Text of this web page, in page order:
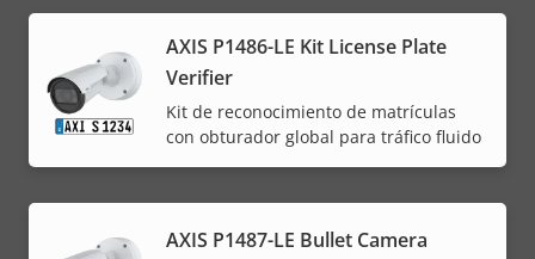
AXIS P1486-LE Kit License Plate
Verifier
Kit de reconocimiento de matrículas
con obturador global para tráfico fluido
AXIS P1487-LE Bullet Camera